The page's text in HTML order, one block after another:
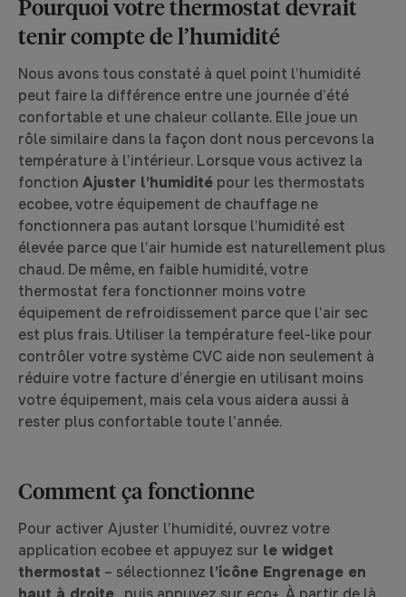
Pourquoi votre thermostat devrait
tenir compte de l’humidité
Nous avons tous constaté à quel point l’humidité
peut faire la différence entre une journée d’été
confortable et une chaleur collante. Elle joue un
rôle similaire dans la façon dont nous percevons la
température à l’intérieur. Lorsque vous activez la
fonction Ajuster l’humidité pour les thermostats
ecobee, votre équipement de chauffage ne
fonctionnera pas autant lorsque l’humidité est
élevée parce que l’air humide est naturellement plus
chaud. De même, en faible humidité, votre
thermostat fera fonctionner moins votre
équipement de refroidissement parce que l’air sec
est plus frais. Utiliser la température feel-like pour
contrôler votre système CVC aide non seulement à
réduire votre facture d’énergie en utilisant moins
votre équipement, mais cela vous aidera aussi à
rester plus confortable toute l’année.
Comment ça fonctionne
Pour activer Ajuster l’humidité, ouvrez votre
application ecobee et appuyez sur le widget
thermostat – sélectionnez l’icône Engrenage en